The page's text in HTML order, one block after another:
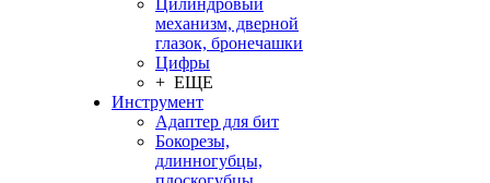
Цилиндровый
механизм, дверной
глазок, бронечашки
Цифры
+ ЕЩЕ
Инструмент
Адаптер для бит
Бокорезы,
длинногубцы,